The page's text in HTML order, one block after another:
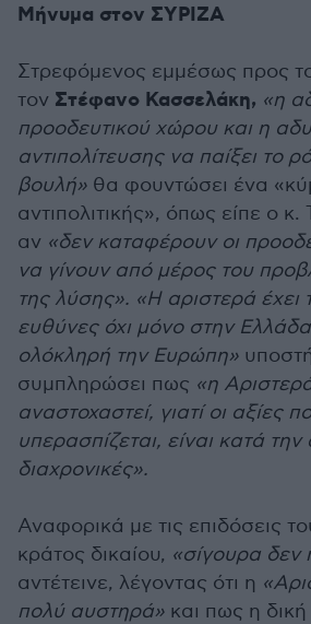
Μήνυμα στον ΣΥΡΙΖΑ
Στρεφόμενος εμμέσως προς
τον Στέφανο Κασσελάκη, «η
προοδευτικού χώρου και η
αντιπολίτευσης να παίξει το
βουλή» θα φουντώσει ένα
αντιπολιτικής», όπως είπε ο
αν «δεν καταφέρουν οι
να γίνουν από μέρος του
της λύσης». «Η αριστερά έχει
ευθύνες όχι μόνο στην
ολόκληρή την Ευρώπη»
συμπληρώσει πως «η
αναστοχαστεί, γιατί οι αξίες
υπερασπίζεται, είναι κατά
διαχρονικές».
Αναφορικά με τις επιδόσεις
κράτος δικαίου, «σίγουρα δεν
αντέτεινε, λέγοντας ότι η
πολύ αυστηρά» και πως η